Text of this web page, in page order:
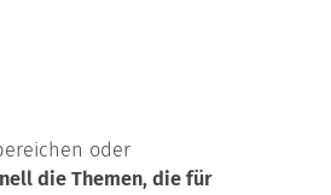
oder
die Themen, die für